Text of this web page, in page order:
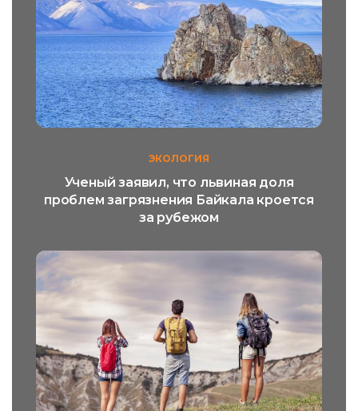
ЭКОЛОГИЯ
Ученый заявил, что львиная доля
проблем загрязнения Байкала кроется
за рубежом